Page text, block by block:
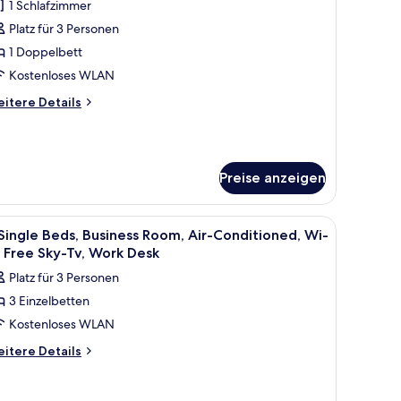
1 Schlafzimmer
Platz für 3 Personen
1 Doppelbett
Kostenloses WLAN
Details
Preise anzeigen
Bett, einem Badezimmer mit Spiegel und einem farbenfrohen,
Pillowtop-Betten, Zimmersafe, Schreibtisch
9
Beds, Business Room, Air-Conditioned, Wi-
Free Sky-Tv, Work Desk
Platz für 3 Personen
3 Einzelbetten
Kostenloses WLAN
Details